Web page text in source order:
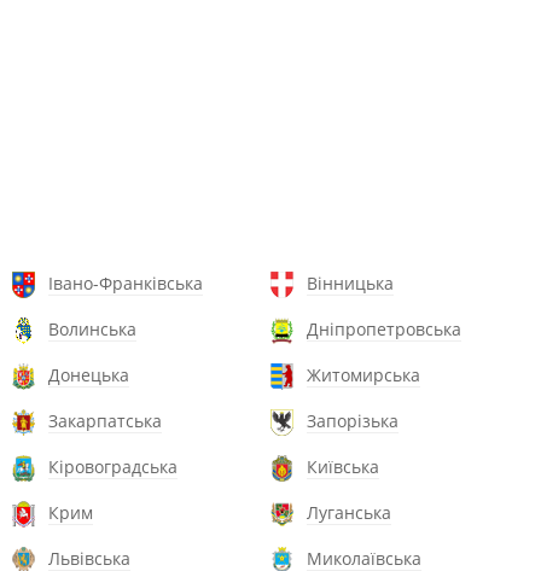
Івано-Франківська
Вінницька
Волинська
Дніпропетровська
Донецька
Житомирська
Закарпатська
Запорізька
Кіровоградська
Київська
Крим
Луганська
Львівська
Миколаївська